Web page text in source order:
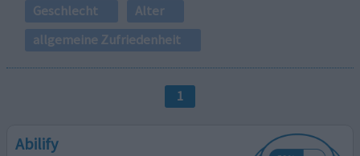
Geschlecht
Alter
allgemeine Zufriedenheit
1
Abilify